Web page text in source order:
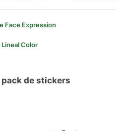
Face Expression
Color
pack de stickers